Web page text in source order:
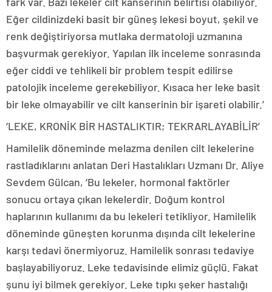
Eğer cildinizdeki basit bir güneş lekesi boyut, şekil ve
renk değiştiriyorsa mutlaka dermatoloji uzmanına
başvurmak gerekiyor. Yapılan ilk inceleme sonrasında
eğer ciddi ve tehlikeli bir problem tespit edilirse
patolojik inceleme gerekebiliyor. Kısaca her leke basit
bir leke olmayabilir ve cilt kanserinin bir işareti olabilir.’
‘LEKE, KRONİK BİR HASTALIKTIR; TEKRARLAYABİLİR’
Hamilelik döneminde melazma denilen cilt lekelerine
rastladıklarını anlatan Deri Hastalıkları Uzmanı Dr. Aliye
Sevdem Gülcan, ‘Bu lekeler, hormonal faktörler
sonucu ortaya çıkan lekelerdir. Doğum kontrol
haplarının kullanımı da bu lekeleri tetikliyor. Hamilelik
döneminde güneşten korunma dışında cilt lekelerine
karşı tedavi önermiyoruz. Hamilelik sonrası tedaviye
başlayabiliyoruz. Leke tedavisinde elimiz güçlü. Fakat
şunu iyi bilmek gerekiyor. Leke tıpkı şeker hastalığı